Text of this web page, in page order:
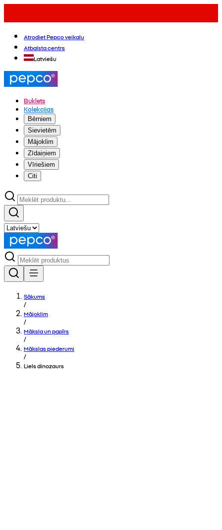
Atrodiet Pepco veikalu
Atbalsta centrs
Latviešu
Buklets
Kolekcijas
Bērniem
Sievietēm
Mājoklim
Zīdaiņiem
Vīriešiem
Citi
Sākums
/
Mājoklim
/
Māksla un papīrs
/
Mākslas piederumi
/
Liels dinozaurs